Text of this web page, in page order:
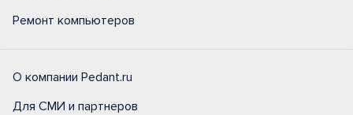
Ремонт компьютеров
О компании Pedant.ru
Для СМИ и партнеров